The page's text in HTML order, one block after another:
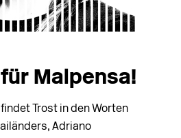
Malpensa!
Trost in den Worten
Adriano